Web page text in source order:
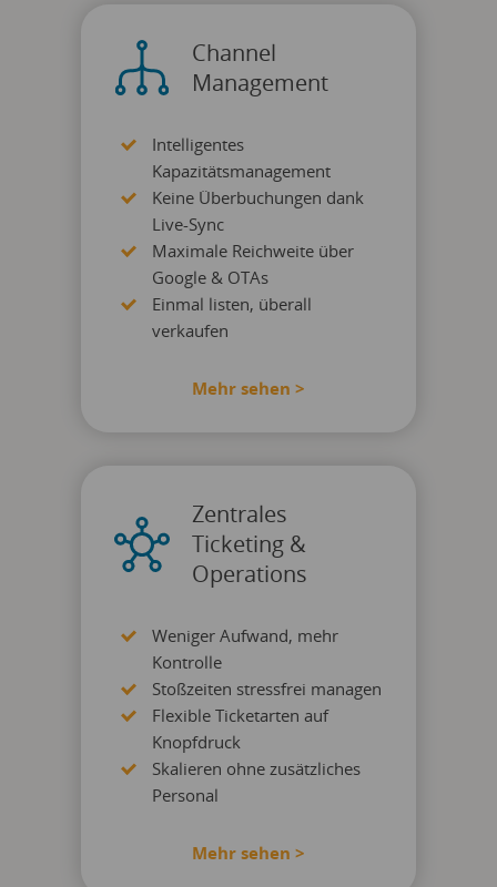
Channel
Management
Intelligentes
Kapazitätsmanagement
Keine Überbuchungen dank
Live-Sync
Maximale Reichweite über
Google & OTAs
Einmal listen, überall
verkaufen
Mehr sehen >
Zentrales
Ticketing &
Operations
Weniger Aufwand, mehr
Kontrolle
Stoßzeiten stressfrei managen
Flexible Ticketarten auf
Knopfdruck
Skalieren ohne zusätzliches
Personal
Mehr sehen >